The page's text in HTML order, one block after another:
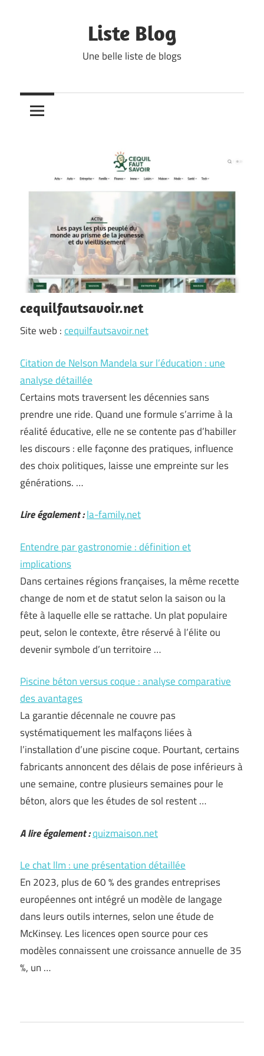
Liste Blog
Une belle liste de blogs
cequilfautsavoir.net
Site web :cequilfautsavoir.net
Citation de Nelson Mandela sur l’éducation : une
analyse détaillée
Certains mots traversent les décennies sans
prendre une ride. Quand une formule s’arrime à la
réalité éducative, elle ne se contente pas d’habiller
les discours : elle façonne des pratiques, influence
des choix politiques, laisse une empreinte sur les
générations. …
Lire également :la-family.net
Entendre par gastronomie : définition et
implications
Dans certaines régions françaises, la même recette
change de nom et de statut selon la saison ou la
fête à laquelle elle se rattache. Un plat populaire
peut, selon le contexte, être réservé à l’élite ou
devenir symbole d’un territoire …
Piscine béton versus coque : analyse comparative
des avantages
La garantie décennale ne couvre pas
systématiquement les malfaçons liées à
l’installation d’une piscine coque. Pourtant, certains
fabricants annoncent des délais de pose inférieurs à
une semaine, contre plusieurs semaines pour le
béton, alors que les études de sol restent …
A lire également :quizmaison.net
Le chat llm : une présentation détaillée
En 2023, plus de 60 % des grandes entreprises
européennes ont intégré un modèle de langage
dans leurs outils internes, selon une étude de
McKinsey. Les licences open source pour ces
modèles connaissent une croissance annuelle de 35
%, un …